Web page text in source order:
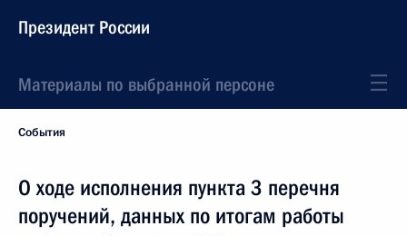
Президент России
Материалы по выбранной персоне
События
О ходе исполнения пункта 3 перечня
поручений, данных по итогам работы